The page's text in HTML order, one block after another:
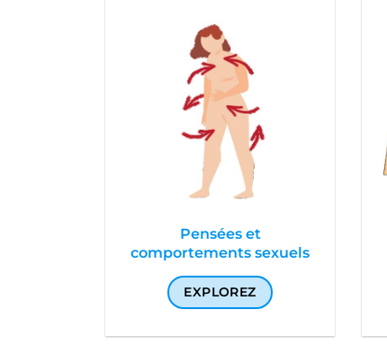
Pensées et
comportements sexuels
EXPLOREZ